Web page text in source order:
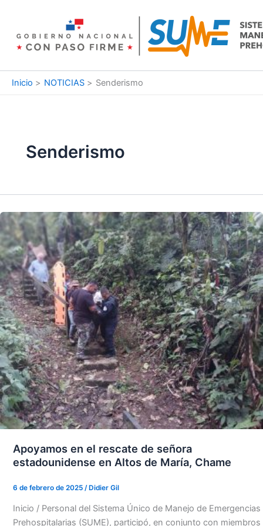
contenido
Inicio NOTICIAS Senderismo
Senderismo
Apoyamos en el rescate de señora
estadounidense en Altos de María, Chame
6 de febrero de 2025 / Didier Gil
Inicio / Personal del Sistema Único de Manejo de Emergencias
Prehospitalarias (SUME), participó, en conjunto con miembros